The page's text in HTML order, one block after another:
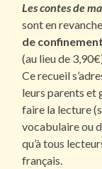
Les contes de
sont en
de
(au lieu de
Ce recueil
leurs parents et
faire la lecture
vocabulaire ou
qu’à tous
français.